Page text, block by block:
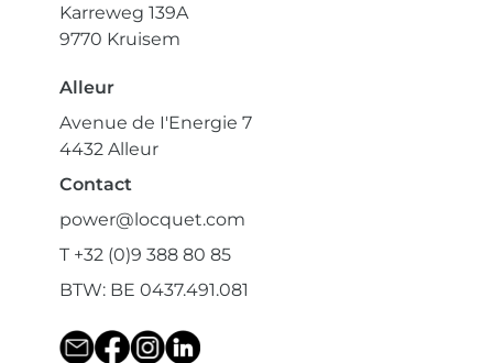
Karreweg 139A
9770 Kruisem
Alleur
Avenue de I'Energie 7
4432 Alleur
Contact
power@locquet.com
T +32 (0)9 388 80 85
BTW: BE 0437.491.081